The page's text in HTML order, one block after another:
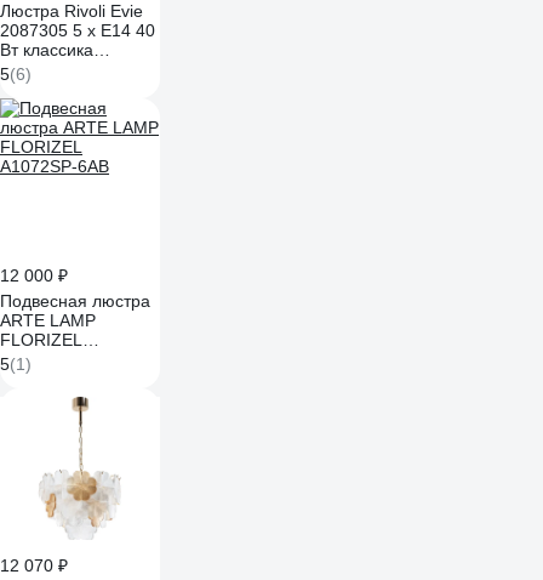
Люстра Rivoli Evie
2087305 5 х Е14 40
Вт классика
Б0055639
5(6)
12 000 ₽
Подвесная люстра
ARTE LAMP
FLORIZEL
A1072SP-6AB
5(1)
12 070 ₽